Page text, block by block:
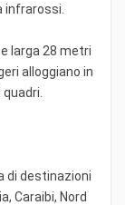
infrarossi.
larga 28 metri
alloggiano in
di destinazioni
Caraibi, Nord